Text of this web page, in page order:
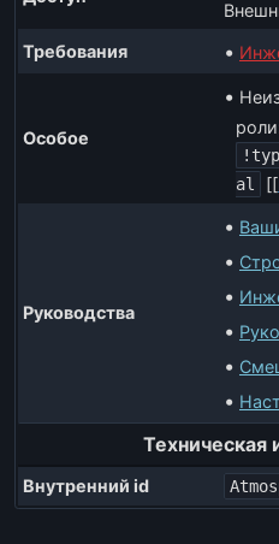
Требования
Особое
al
[[
Руководства
Внутренний id